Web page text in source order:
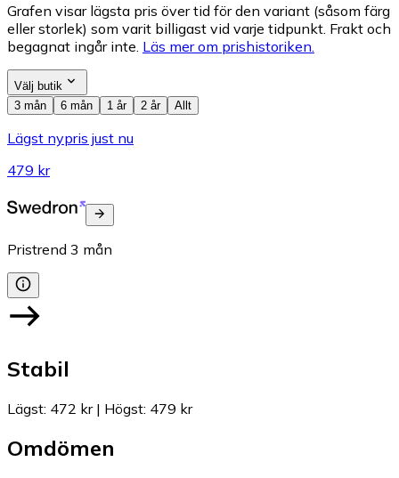
Grafen visar lägsta pris över tid för den variant (såsom färg
eller storlek) som varit billigast vid varje tidpunkt. Frakt och
begagnat ingår inte. Läs mer om prishistoriken.
Välj butik
3 mån
6 mån 1 år 2 år Allt
Lägst nypris just nu
479 kr
Pristrend 3 mån
Stabil
Lägst: 472 kr| Högst: 479 kr
Omdömen